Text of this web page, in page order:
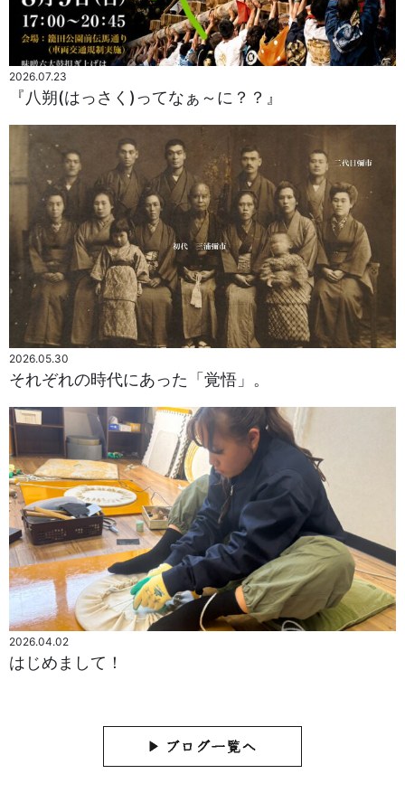
2026.07.23
『八朔(はっさく)ってなぁ～に？？』
2026.05.30
それぞれの時代にあった「覚悟」。
2026.04.02
はじめまして！